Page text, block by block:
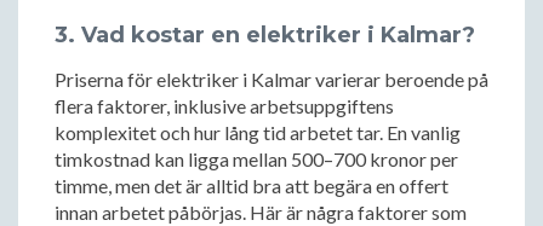
3. Vad kostar en elektriker i Kalmar?
Priserna för elektriker i Kalmar varierar beroende på
flera faktorer, inklusive arbetsuppgiftens
komplexitet och hur lång tid arbetet tar. En vanlig
timkostnad kan ligga mellan 500–700 kronor per
timme, men det är alltid bra att begära en offert
innan arbetet påbörjas. Här är några faktorer som